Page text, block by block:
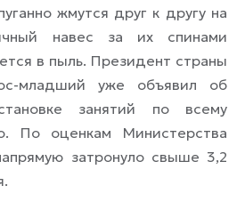
жмутся друг к другу на
навес за их спинами
в пыль. Президент страны
младший уже объявил об
занятий по всему
По оценкам Министерства
затронуло свыше 3,2